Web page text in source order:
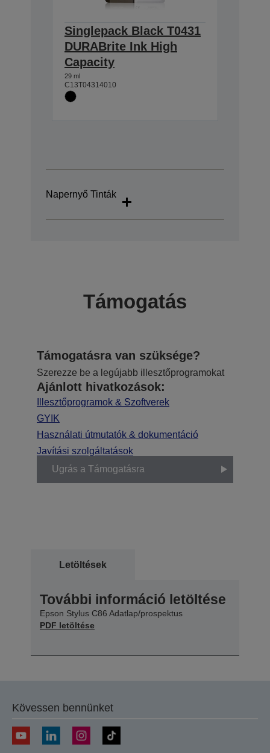
Singlepack Black T0431
DURABrite Ink High
Capacity
29 ml
C13T04314010
Napernyő Tinták
Támogatás
Támogatásra van szüksége?
Szerezze be a legújabb illesztőprogramokat
Ajánlott hivatkozások:
Illesztőprogramok & Szoftverek
GYIK
Használati útmutatók & dokumentáció
Javítási szolgáltatások
Ugrás a Támogatásra
Letöltések
További információ letöltése
Epson Stylus C86 Adatlap/prospektus
PDF letöltése
Kövessen bennünket